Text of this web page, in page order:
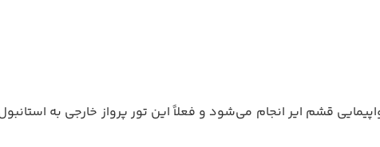
قشم ایر انجام می‌شود و فعلاً این تور پرواز خارجی به استانبول